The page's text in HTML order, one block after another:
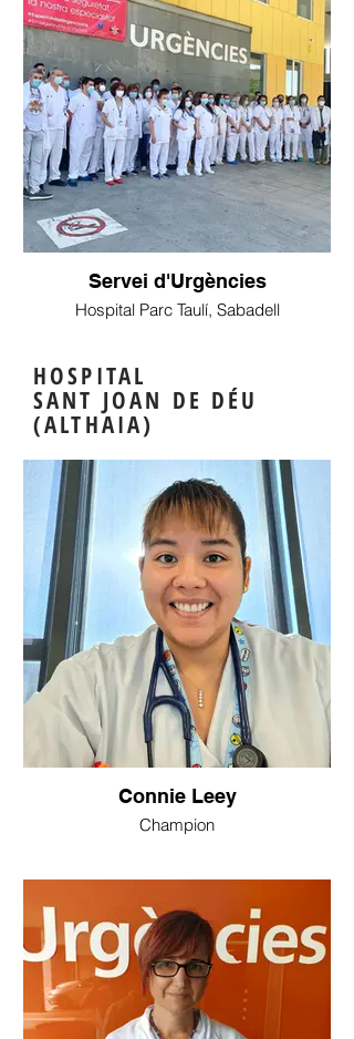
Servei d'Urgències
Hospital Parc Taulí, Sabadell
HOSPITAL
SANT JOAN DE DÉU
(ALTHAIA)
Connie Leey
Champion